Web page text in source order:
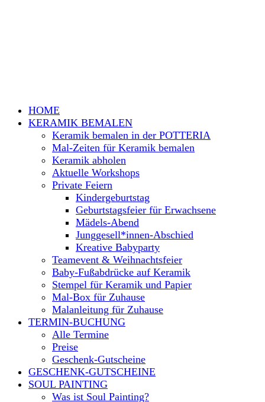
HOME
KERAMIK BEMALEN
Keramik bemalen in der POTTERIA
Mal-Zeiten für Keramik bemalen
Keramik abholen
Aktuelle Workshops
Private Feiern
Kindergeburtstag
Geburtstagsfeier für Erwachsene
Mädels-Abend
Junggesell*innen-Abschied
Kreative Babyparty
Teamevent & Weihnachtsfeier
Baby-Fußabdrücke auf Keramik
Stempel für Keramik und Papier
Mal-Box für Zuhause
Malanleitung für Zuhause
TERMIN-BUCHUNG
Alle Termine
Preise
Geschenk-Gutscheine
GESCHENK-GUTSCHEINE
SOUL PAINTING
Was ist Soul Painting?